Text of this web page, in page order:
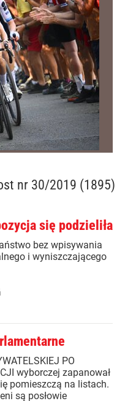
nr 30/2019 (1895)
się podzieliła
bez wpisywania
i wyniszczającego
PO
wyborczej zapanował
pomieszczą na listach.
są posłowie